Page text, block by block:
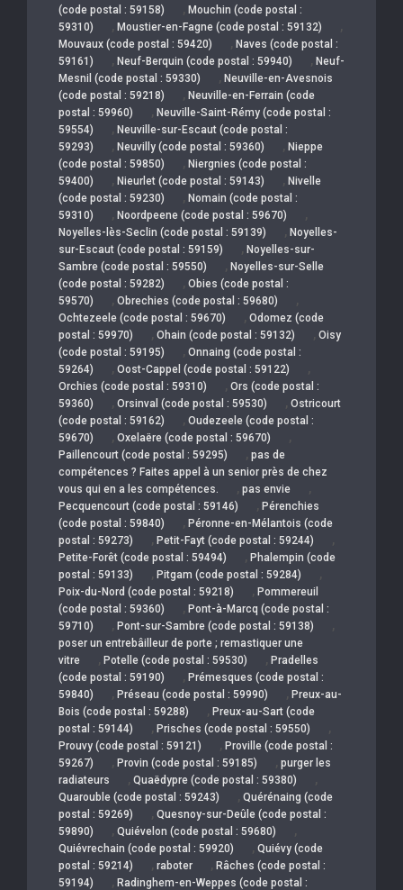
(code postal : 59158)
, Mouchin (code postal :
59310)
, Moustier-en-Fagne (code postal : 59132) ,
Mouvaux (code postal : 59420) , Naves (code postal :
59161)
, Neuf-Berquin (code postal : 59940) , Neuf-
Mesnil (code postal : 59330)
, Neuville-en-Avesnois
(code postal : 59218)
, Neuville-en-Ferrain (code
postal : 59960)
, Neuville-Saint-Rémy (code postal :
59554)
, Neuville-sur-Escaut (code postal :
59293)
, Neuvilly (code postal : 59360) , Nieppe
(code postal : 59850)
, Niergnies (code postal :
59400)
, Nieurlet (code postal : 59143) , Nivelle
(code postal : 59230)
, Nomain (code postal :
59310)
, Noordpeene (code postal : 59670) ,
Noyelles-lès-Seclin (code postal : 59139) , Noyelles-
sur-Escaut (code postal : 59159)
, Noyelles-sur-
Sambre (code postal : 59550)
, Noyelles-sur-Selle
(code postal : 59282)
, Obies (code postal :
59570)
, Obrechies (code postal : 59680) ,
Ochtezeele (code postal : 59670) , Odomez (code
postal : 59970)
, Ohain (code postal : 59132) , Oisy
(code postal : 59195)
, Onnaing (code postal :
59264)
, Oost-Cappel (code postal : 59122) ,
Orchies (code postal : 59310) , Ors (code postal :
59360)
, Orsinval (code postal : 59530) , Ostricourt
(code postal : 59162)
, Oudezeele (code postal :
59670)
, Oxelaëre (code postal : 59670) ,
Paillencourt (code postal : 59295) , pas de
compétences ? Faites appel à un senior près de chez
vous qui en a les compétences.
, pas envie ,
Pecquencourt (code postal : 59146) , Pérenchies
(code postal : 59840)
, Péronne-en-Mélantois (code
postal : 59273)
, Petit-Fayt (code postal : 59244) ,
Petite-Forêt (code postal : 59494) , Phalempin (code
postal : 59133)
, Pitgam (code postal : 59284) ,
Poix-du-Nord (code postal : 59218) , Pommereuil
(code postal : 59360)
, Pont-à-Marcq (code postal :
59710)
, Pont-sur-Sambre (code postal : 59138) ,
poser un entrebâilleur de porte ; remastiquer une
vitre
, Potelle (code postal : 59530) , Pradelles
(code postal : 59190)
, Prémesques (code postal :
59840)
, Préseau (code postal : 59990) , Preux-au-
Bois (code postal : 59288)
, Preux-au-Sart (code
postal : 59144)
, Prisches (code postal : 59550) ,
Prouvy (code postal : 59121) , Proville (code postal :
59267)
, Provin (code postal : 59185) , purger les
radiateurs
, Quaëdypre (code postal : 59380) ,
Quarouble (code postal : 59243) , Quérénaing (code
postal : 59269)
, Quesnoy-sur-Deûle (code postal :
59890)
, Quiévelon (code postal : 59680) ,
Quiévrechain (code postal : 59920) , Quiévy (code
postal : 59214)
, raboter , Râches (code postal :
59194)
, Radinghem-en-Weppes (code postal :